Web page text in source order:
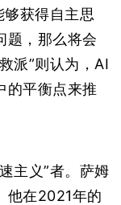
够获得自主思
题，那么将会
派”则认为，AI
的平衡点来推
主义”者。萨姆
他在2021年的